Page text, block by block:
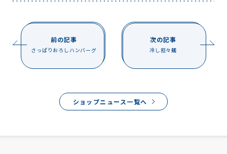
前の記事
さっぱりおろしハンバーグ
次の記事
冷し担々麺
ショップニュース一覧へ